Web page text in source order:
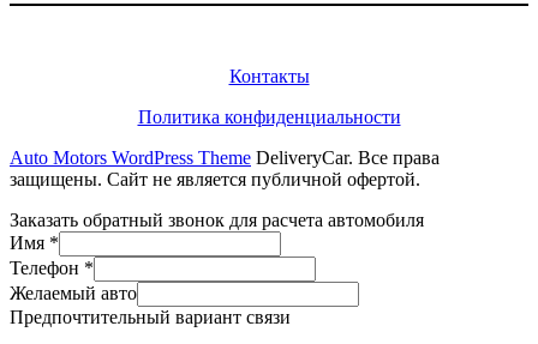
Контакты
Политика конфиденциальности
Auto Motors WordPress Theme DeliveryCar. Все права
защищены. Сайт не является публичной офертой.
Заказать обратный звонок для расчета автомобиля
Имя *
Телефон *
Желаемый авто
Предпочтительный вариант связи